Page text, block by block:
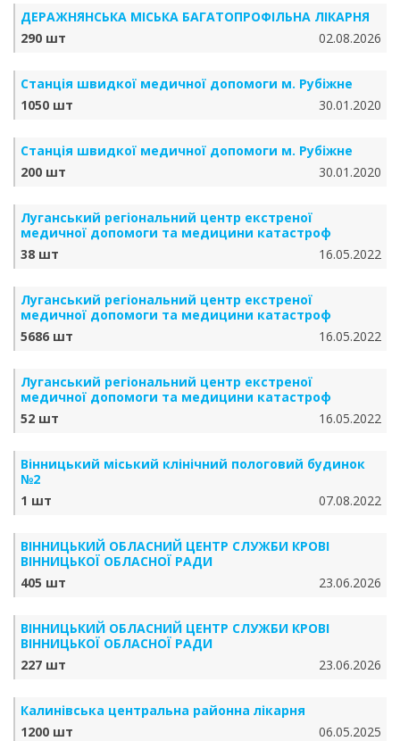
ДЕРАЖНЯНСЬКА МІСЬКА БАГАТОПРОФІЛЬНА ЛІКАРНЯ
290 шт
02.08.2026
Станція швидкої медичної допомоги м. Рубіжне
1050 шт
30.01.2020
Станція швидкої медичної допомоги м. Рубіжне
200 шт
30.01.2020
Луганський регіональний центр екстреної
медичної допомоги та медицини катастроф
38 шт
16.05.2022
Луганський регіональний центр екстреної
медичної допомоги та медицини катастроф
5686 шт
16.05.2022
Луганський регіональний центр екстреної
медичної допомоги та медицини катастроф
52 шт
16.05.2022
Вінницький міський клінічний пологовий будинок
№2
1 шт
07.08.2022
ВІННИЦЬКИЙ ОБЛАСНИЙ ЦЕНТР СЛУЖБИ КРОВІ
ВІННИЦЬКОЇ ОБЛАСНОЇ РАДИ
405 шт
23.06.2026
ВІННИЦЬКИЙ ОБЛАСНИЙ ЦЕНТР СЛУЖБИ КРОВІ
ВІННИЦЬКОЇ ОБЛАСНОЇ РАДИ
227 шт
23.06.2026
Калинівська центральна районна лікарня
1200 шт
06.05.2025